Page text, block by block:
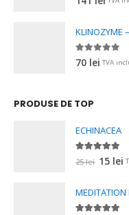
0out of 5
70 lei TVA
PRODUSE DE TOP
ECHINACEA
out of 5
25lei Prețul
a
fost:
15 lei
MEDITATION